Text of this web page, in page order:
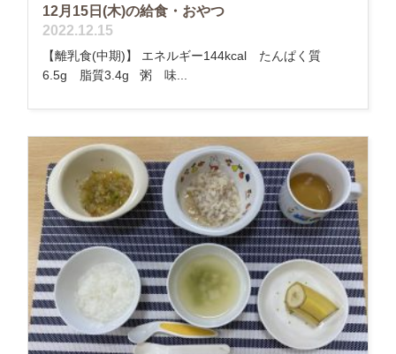
12月15日(木)の給食・おやつ
2022.12.15
【離乳食(中期)】 エネルギー144kcal たんぱく質
6.5g 脂質3.4g 粥 味...